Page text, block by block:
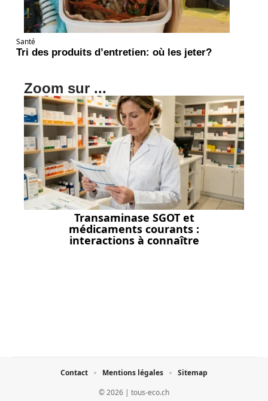
Santé
Tri des produits d’entretien: où les jeter?
Zoom sur ...
Transaminase SGOT et
médicaments courants :
interactions à connaître
© 2026 | tous-eco.ch
Contact Mentions légales Sitemap